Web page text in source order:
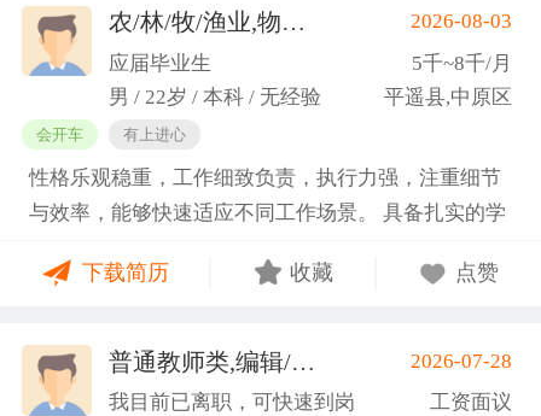
基金项目以及国家重大课题项目申报书的撰写。
（2）沟通能力强，2023年9月-2024年6月在研究生管
理办公室担任助管，主要负责硕士、博士研究生开
题、预答辩和正式答辩答辩秘书工作，同时负责研究
生入学复试相关工作，研究生日常事务管理工作，与
老师和同学多方沟通协调；2025年4月-2025年7月在
图书馆信息处担任助管，主要负责毕业生论文查重、
上传，毕业生信息核对，以及协助图书馆老师与学生
沟通举办各种活动。 （3）组织管理能力强，在读期
一百余人，并组织每天口语晨读活动，同时不定期举
办各种社团内部活动，如迎新、英语角等。
农/林/牧/渔业,物业管理,环保,物流/仓储,人事/行政/后勤
2026-08-03
应届毕业生
5千~8千/月
男 / 22岁 / 本科 / 无经验
平遥县,中原区
会开车 有上进心
性格乐观稳重，工作细致负责，执行力强，注重细节
与效率，能够快速适应不同工作场景。 具备扎实的学
路与良好的问题处理意识。 拥有较强的团队协作与跨
稳步成长并创造价值。
下载简历 收藏 点赞
普通教师类,编辑/出版/印刷 (刘先生)
2026-07-28
我目前已离职，可快速到岗
工资面议